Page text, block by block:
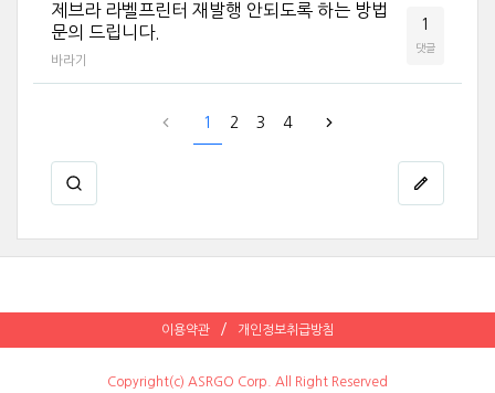
제브라 라벨프린터 재발행 안되도록 하는 방법
문의 드립니다.
바라기
1
댓글
1 2 3 4
이용약관 개인정보취급방침
Copyright(c) ASRGO Corp. All Right Reserved